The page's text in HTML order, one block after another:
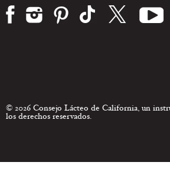
© 2026 Consejo Lácteo de California, un
los derechos reservados.